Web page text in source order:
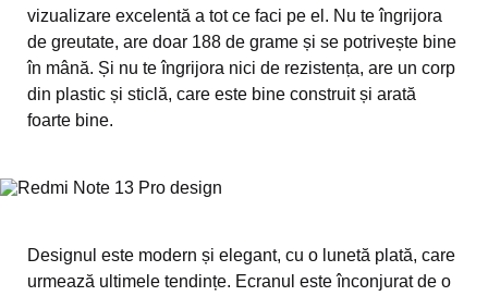
vizualizare excelentă a tot ce faci pe el. Nu te îngrijora
de greutate, are doar 188 de grame și se potrivește bine
în mână. Și nu te îngrijora nici de rezistența, are un corp
din plastic și sticlă, care este bine construit și arată
foarte bine.
Designul este modern și elegant, cu o lunetă plată, care
urmează ultimele tendințe. Ecranul este înconjurat de o